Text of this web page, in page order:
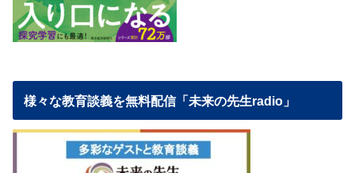
様々な教育談義を無料配信「未来の先生radio」